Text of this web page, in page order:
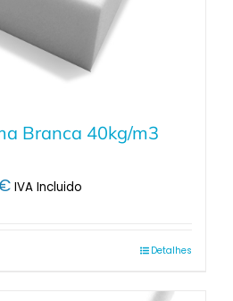
Branca 40kg/m3
Price
IVA Incluido
Detalhes